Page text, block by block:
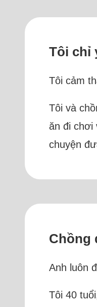
Tôi chỉ
Tôi cảm
Tôi và
ăn đi chơi
chuyện
Chồng
Anh luôn
Tôi 40